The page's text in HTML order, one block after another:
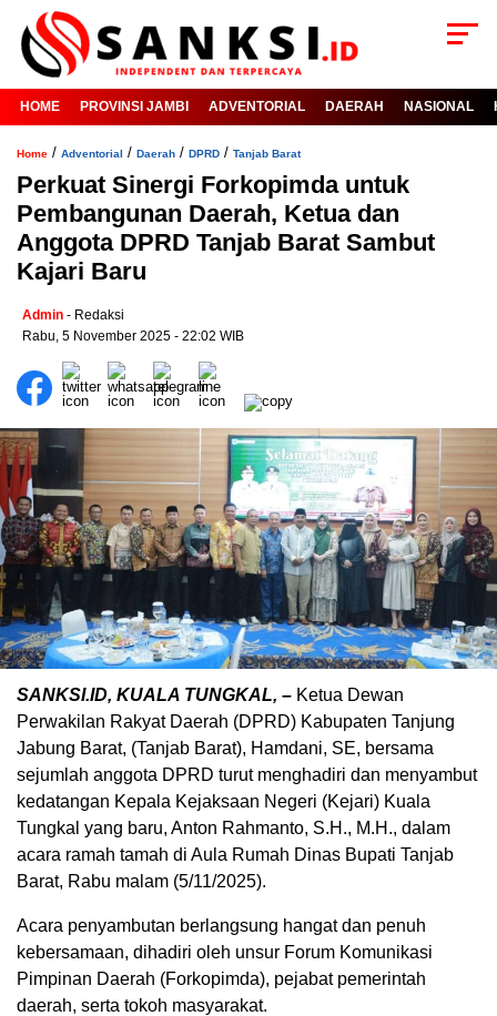
HOME PROVINSI JAMBI ADVENTORIAL DAERAH NASIONAL
Home / Adventorial / Daerah / DPRD / Tanjab Barat
Perkuat Sinergi Forkopimda untuk
Pembangunan Daerah, Ketua dan
Anggota DPRD Tanjab Barat Sambut
Kajari Baru
Admin - Redaksi
Rabu, 5 November 2025 - 22:02 WIB
SANKSI.ID, KUALA TUNGKAL, – Ketua Dewan
Perwakilan Rakyat Daerah (DPRD) Kabupaten Tanjung
Jabung Barat, (Tanjab Barat), Hamdani, SE, bersama
sejumlah anggota DPRD turut menghadiri dan menyambut
kedatangan Kepala Kejaksaan Negeri (Kejari) Kuala
Tungkal yang baru, Anton Rahmanto, S.H., M.H., dalam
acara ramah tamah di Aula Rumah Dinas Bupati Tanjab
Barat, Rabu malam (5/11/2025).
Acara penyambutan berlangsung hangat dan penuh
kebersamaan, dihadiri oleh unsur Forum Komunikasi
Pimpinan Daerah (Forkopimda), pejabat pemerintah
daerah, serta tokoh masyarakat.